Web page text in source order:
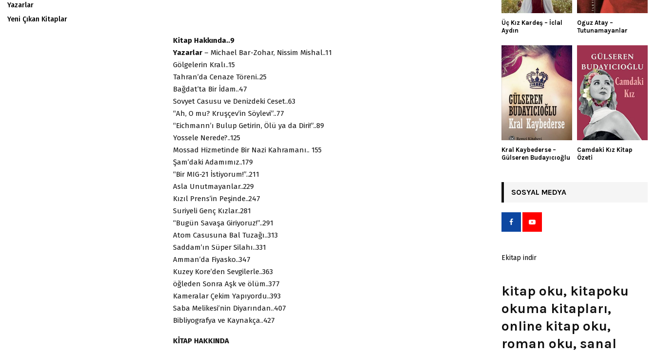
Kitap Hakkında..9
Yazarlar – Michael Bar-Zohar, Nissim Mishal..11
Gölgelerin Kralı..15
Tahran’da Cenaze Töreni..25
Bağdat’ta Bir İdam..47
Sovyet Casusu ve Denizdeki Ceset..63
“Ah, O mu? Kruşçev’in Söylevi”..77
“Eichmann’ı Bulup Getirin, Ölü ya da Diri!”..89
Yossele Nerede?..125
Mossad Hizmetinde Bir Nazi Kahramanı.. 155
Şam’daki Adamımız..179
“Bir MIG-21 İstiyorum!”..211
Asla Unutmayanlar..229
Kızıl Prens’in Peşinde..247
Suriyeli Genç Kızlar..281
“Bugün Savaşa Giriyoruz!”..291
Atom Casusuna Bal Tuzağı..313
Saddam’ın Süper Silahı..331
Amman’da Fiyasko..347
Kuzey Kore’den Sevgilerle..363
öğleden Sonra Aşk ve ölüm..377
Kameralar Çekim Yapıyordu..393
Saba Melikesi’nin Diyarından..407
Bibliyografya ve Kaynakça..427
KİTAP HAKKINDA
Yazarlar
Yeni Çıkan Kitaplar
Üç Kız Kardeş – İclal
Aydın
Oguz Atay –
Tutunamayanlar
Kral Kaybederse –
Gülseren Budayıcıoğlu
Camdaki Kız Kitap
Özeti
SOSYAL MEDYA
Ekitap indir
kitap oku, kitapoku
okuma kitapları,
online kitap oku,
roman oku, sanal